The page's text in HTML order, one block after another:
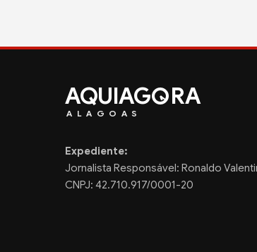
AQUIAG RA
ALAGOAS
Expediente:
Jornalista Responsável: Ronaldo
CNPJ: 42.710.917/0001-20